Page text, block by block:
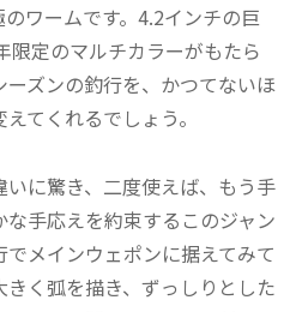
ワームです。4.2インチの巨
限定のマルチカラーがもたら
ズンの釣行を、かつてないほ
てくれるでしょう。
に驚き、二度使えば、もう手
手応えを約束するこのジャン
メインウェポンに据えてみて
く弧を描き、ずっしりとした